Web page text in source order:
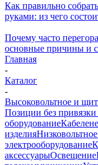
Как правильно
руками: из чего
Почему часто
основные причины и
Главная
-
Каталог
-
Высоковольтное и
Позиции без привязки
оборудование
изделия
электрооборудование
аксессуарыОсвещение